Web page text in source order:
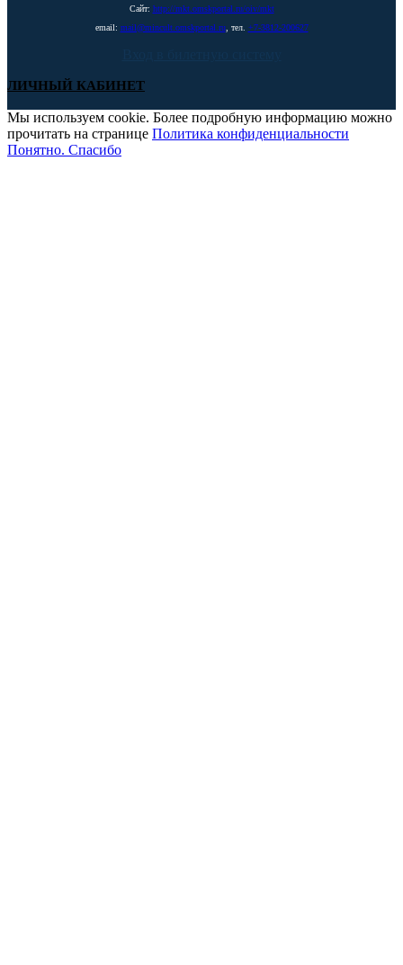
Сайт: http://mkt.omskportal.ru/oiv/mkt
email: mail@mincult.omskportal.ru, тел. +7-3812-200627
ЛИЧНЫЙ КАБИНЕТ
Мы используем cookie. Более подробную информацию можно
прочитать на странице Политика конфиденциальности
Понятно. Спасибо